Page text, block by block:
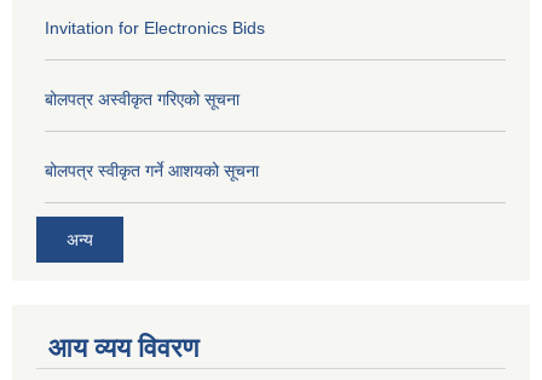
Invitation for Electronics Bids
बोलपत्र अस्वीकृत गरिएको सूचना
बोलपत्र स्वीकृत गर्ने आशयको सूचना
अन्य
आय व्यय विवरण